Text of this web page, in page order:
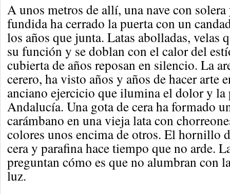
A unos metros de allí, una nave con
fundida ha cerrado la puerta con un
los años que junta. Latas abolladas, velas
su función y se doblan con el calor del
cubierta de años reposan en silencio. La
cerero, ha visto años y años de hacer arte
anciano ejercicio que ilumina el dolor y la
Andalucía. Una gota de cera ha formado
carámbano en una vieja lata con
colores unos encima de otros. El hornillo
cera y parafina hace tiempo que no arde.
preguntan cómo es que no alumbran con
luz.